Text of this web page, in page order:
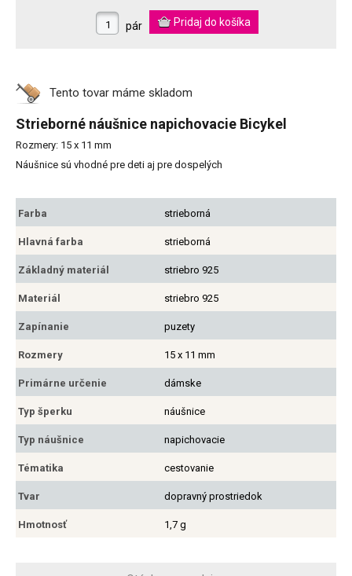
pár
Tento tovar máme skladom
Strieborné náušnice napichovacie Bicykel
Rozmery: 15 x 11 mm
Náušnice sú vhodné pre deti aj pre dospelých
Farba strieborná
Hlavná farba strieborná
Základný materiál striebro 925
Materiál striebro 925
Zapínanie puzety
Rozmery 15 x 11 mm
Primárne určenie dámske
Typ šperku náušnice
Typ náušnice napichovacie
Tématika cestovanie
Tvar dopravný prostriedok
Hmotnosť 1,7 g